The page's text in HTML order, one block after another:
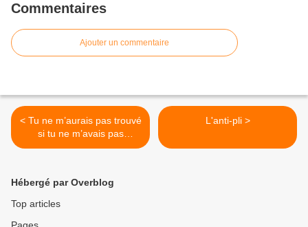
Commentaires
Ajouter un commentaire
< Tu ne m’aurais pas trouvé
si tu ne m’avais pas
synchronisé
L'anti-pli >
Hébergé par Overblog
Top articles